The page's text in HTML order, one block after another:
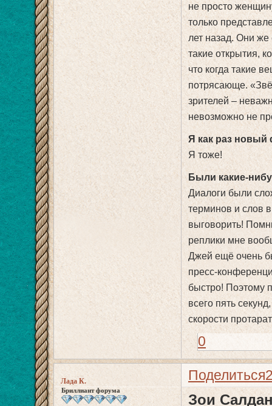
не просто
только
лет назад. Они же
такие открытия,
что когда такие
потрясающе.
зрителей –
невозможно не
Я как раз новый
Я тоже!
Были какие-
Диалоги были
терминов и слов
выговорить!
реплики мне
Джей ещё очень
пресс-
быстро! Поэтому
всего пять
скорости
0
Поделиться
Лада К.
Бриллиант форума
Зои